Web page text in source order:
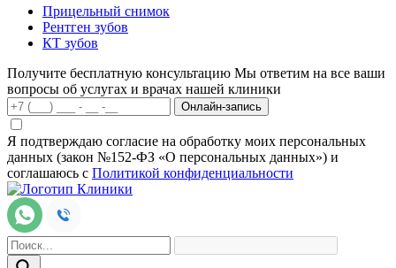
Прицельный снимок
Рентген зубов
КТ зубов
Получите бесплатную консультацию Мы ответим на все ваши
вопросы об услугах и врачах нашей клиники
Онлайн-запись
Я подтверждаю согласие на обработку моих персональных
данных (закон №152-ФЗ «О персональных данных») и
соглашаюсь с Политикой конфиденциальности